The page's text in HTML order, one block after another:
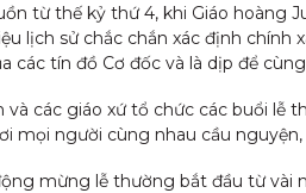
từ thế kỷ thứ 4, khi Giáo hoàng
lịch sử chắc chắn xác định chính
tín đồ Cơ đốc và là dịp để
các giáo xứ tổ chức các buổi lễ
người cùng nhau cầu
mừng lễ thường bắt đầu từ vài